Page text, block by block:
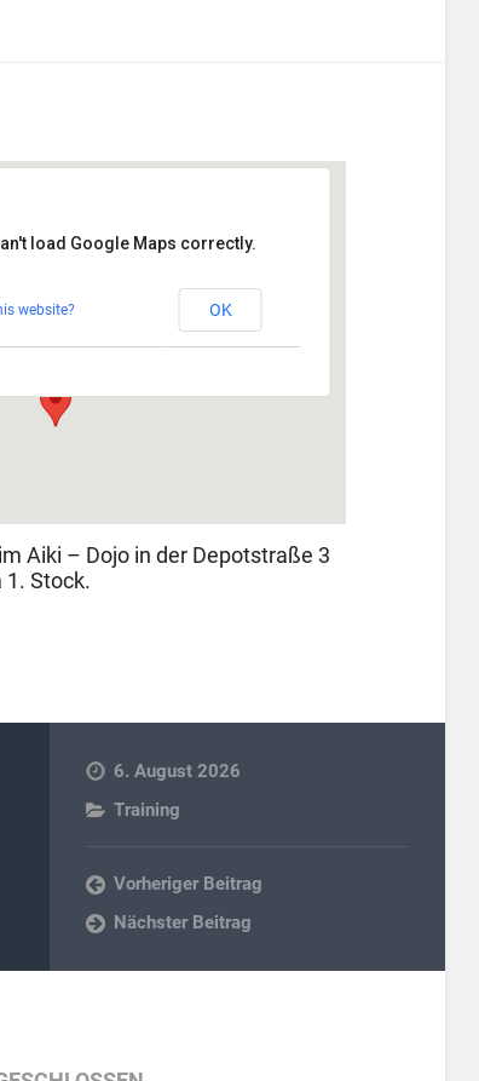
load Google Maps correctly.
website? OK
Aiki – Dojo in der Depotstraße 3
1. Stock.
6. August 2026
Training
Vorheriger Beitrag
Nächster Beitrag